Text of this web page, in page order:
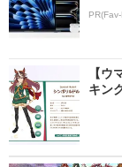
【
キン